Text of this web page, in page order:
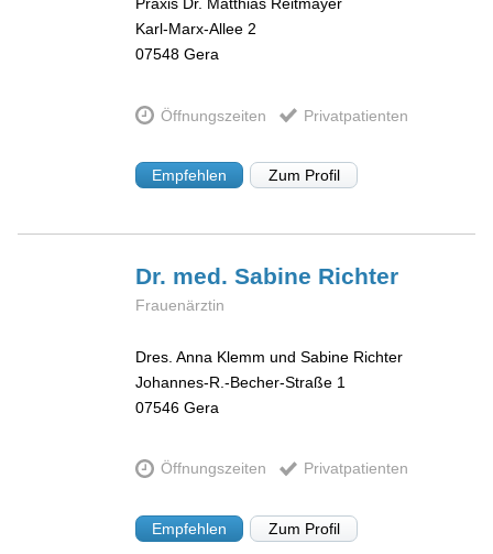
Karl-Marx-Allee 2
07548 Gera
Öffnungszeiten Privatpatienten
Empfehlen Zum Profil
Dr. med. Sabine Richter
Frauenärztin
Dres. Anna Klemm und Sabine Richter
Johannes-R.-Becher-Straße 1
07546 Gera
Öffnungszeiten Privatpatienten
Empfehlen Zum Profil